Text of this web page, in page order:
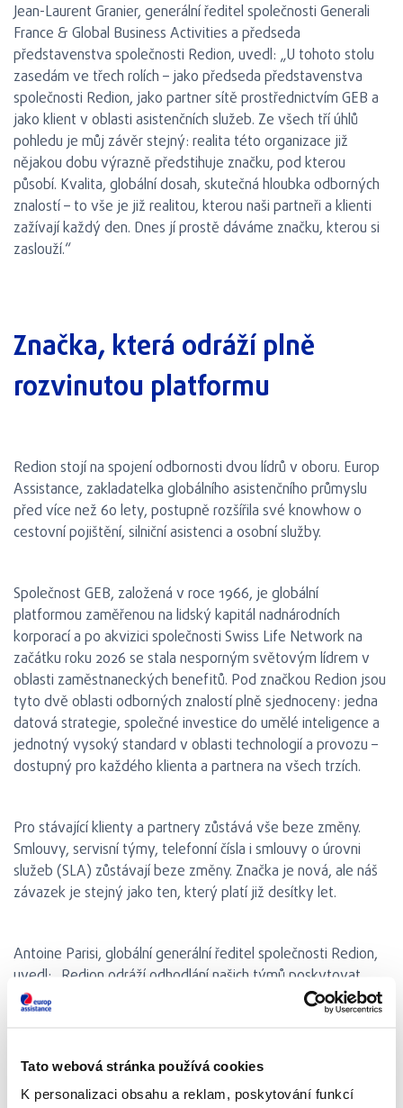
Tato webová stránka používá cookies
K personalizaci obsahu a reklam, poskytování funkcí
Jean-Laurent Granier, generální ředitel společnosti Generali
France & Global Business Activities a předseda
představenstva společnosti Redion, uvedl: „U tohoto stolu
zasedám ve třech rolích – jako předseda představenstva
společnosti Redion, jako partner sítě prostřednictvím GEB a
jako klient v oblasti asistenčních služeb. Ze všech tří úhlů
pohledu je můj závěr stejný: realita této organizace již
nějakou dobu výrazně předstihuje značku, pod kterou
působí. Kvalita, globální dosah, skutečná hloubka odborných
znalostí – to vše je již realitou, kterou naši partneři a klienti
zažívají každý den. Dnes jí prostě dáváme značku, kterou si
zaslouží.“
Značka, která odráží plně
rozvinutou platformu
Redion stojí na spojení odbornosti dvou lídrů v oboru. Europ
Assistance, zakladatelka globálního asistenčního průmyslu
před více než 60 lety, postupně rozšířila své knowhow o
cestovní pojištění, silniční asistenci a osobní služby.
Společnost GEB, založená v roce 1966, je globální
platformou zaměřenou na lidský kapitál nadnárodních
korporací a po akvizici společnosti Swiss Life Network na
začátku roku 2026 se stala nesporným světovým lídrem v
oblasti zaměstnaneckých benefitů. Pod značkou Redion jsou
tyto dvě oblasti odborných znalostí plně sjednoceny: jedna
datová strategie, společné investice do umělé inteligence a
jednotný vysoký standard v oblasti technologií a provozu –
dostupný pro každého klienta a partnera na všech trzích.
Pro stávající klienty a partnery zůstává vše beze změny.
Smlouvy, servisní týmy, telefonní čísla i smlouvy o úrovni
služeb (SLA) zůstávají beze změny. Značka je nová, ale náš
závazek je stejný jako ten, který platí již desítky let.
Antoine Parisi, globální generální ředitel společnosti Redion,
uvedl: „Redion odráží odhodlání našich týmů poskytovat
vylepšenou, integrovanou a technologicky podloženou
nabídku klientům a partnerům po celém světě. Jedna značka
inteligence a jednotný, vysoký standard napříč celou naší
technologickou platformou. Název Redion nemá žádné